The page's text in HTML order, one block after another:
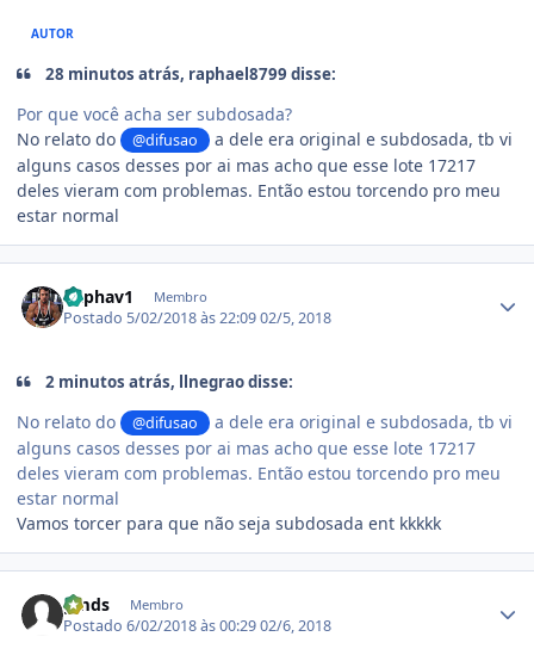
AUTOR
28 minutos atrás, raphael8799 disse:
Por que você acha ser subdosada?
No relato do
@difusao
a dele era original e subdosada, tb vi
alguns casos desses por ai mas acho que esse lote 17217
deles vieram com problemas. Então estou torcendo pro meu
estar normal
Raphav1 Membro
Postado 5/02/2018 às 22:0902/5, 2018
2 minutos atrás, llnegrao disse:
No relato do @difusao
a dele era original e subdosada, tb vi
alguns casos desses por ai mas acho que esse lote 17217
deles vieram com problemas. Então estou torcendo pro meu
estar normal
Vamos torcer para que não seja subdosada ent kkkkk
gmds Membro
Postado6/02/2018 às 00:2902/6, 2018